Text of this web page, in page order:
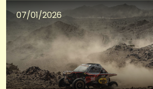
07/01/2026